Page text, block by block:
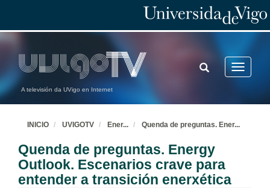
A televisión da UVigo en Internet
Toggle
TOGGLE
SEARCH
INICIO UVIGOTV Ener... Quenda de preguntas. Ener...
Quenda de preguntas. Energy
Outlook. Escenarios crave para
entender a transición enerxética